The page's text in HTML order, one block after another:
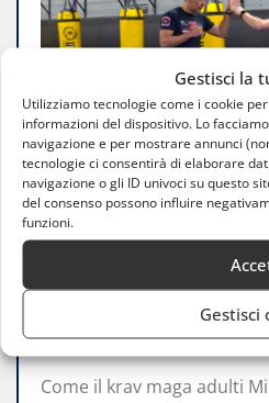
Gestisci la
Utilizziamo tecnologie come i cookie
informazioni del dispositivo. Lo
navigazione e per mostrare annunci
tecnologie ci consentirà di elaborare
navigazione o gli ID univoci su questo
del consenso possono influire
funzioni.
Gestisci
FARE SPORT
Krav maga adulti a
personale e
Christian Cenotti
Come il krav maga adulti